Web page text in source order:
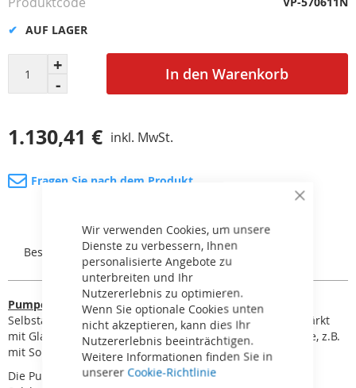
Close
Wir verwenden Cookies, um unsere
Dienste zu verbessern, Ihnen
personalisierte Angebote zu
unterbreiten und Ihr
Nutzererlebnis zu optimieren.
Wenn Sie optionale Cookies unten
nicht akzeptieren, kann dies Ihr
Nutzererlebnis beeinträchtigen.
Weitere Informationen finden Sie in
unserer Cookie-Richtlinie
In den Warenkorb
1.130,41 € inkl. MwSt.
AUF LAGER
Fragen Sie nach dem Produkt
Beschreibung Rezensionen
Pumpe Badu Prime
Selbstansaugende Hochleistungs-Pumpe. Gehäuse verstärkt
mit Glasfasern. Geeignet für groß angelegte Filtersysteme, z.B.
mit Solarkollektoren.
Die Pumpe kann für salziges Wasser mit einer